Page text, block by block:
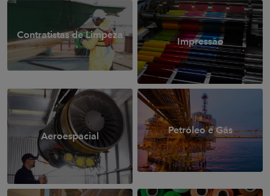
Contratistas de Limpeza
Impressão
Aeroespacial
Petróleo e Gás